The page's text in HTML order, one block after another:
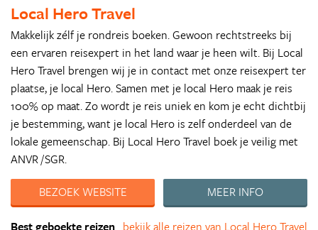
Local Hero Travel
Makkelijk zélf je rondreis boeken. Gewoon rechtstreeks bij
een ervaren reisexpert in het land waar je heen wilt. Bij Local
Hero Travel brengen wij je in contact met onze reisexpert ter
plaatse, je local Hero. Samen met je local Hero maak je reis
100% op maat. Zo wordt je reis uniek en kom je echt dichtbij
je bestemming, want je local Hero is zelf onderdeel van de
lokale gemeenschap. Bij Local Hero Travel boek je veilig met
ANVR /SGR.
BEZOEK WEBSITE
MEER INFO
bekijk alle reizen van Local Hero Travel
Best geboekte reizen